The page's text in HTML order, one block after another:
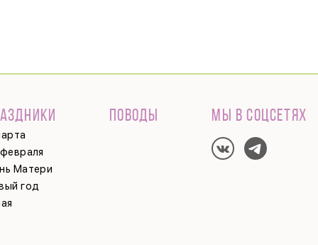
Матери
год
ПОВОДЫ МЫ В СОЦСЕТЯХ